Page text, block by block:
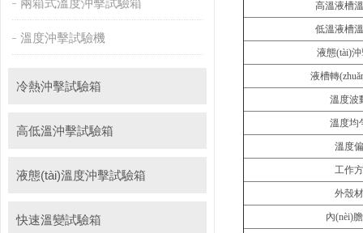
兩箱式溫度沖擊試驗箱
溫度沖擊試驗機
冷熱沖擊試驗箱
高低溫沖擊試驗箱
液態(tài)溫度沖擊試驗箱
快速溫變試驗箱
高溫液槽
低溫液槽
液態(tài)
液槽轉
溫度波
溫度均
溫度
工作
外殼
內(nèi)